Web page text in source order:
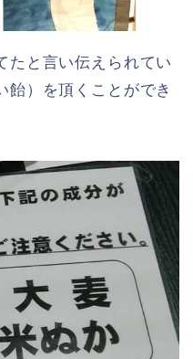
たと言い伝えられてい
飴）を頂くことができ